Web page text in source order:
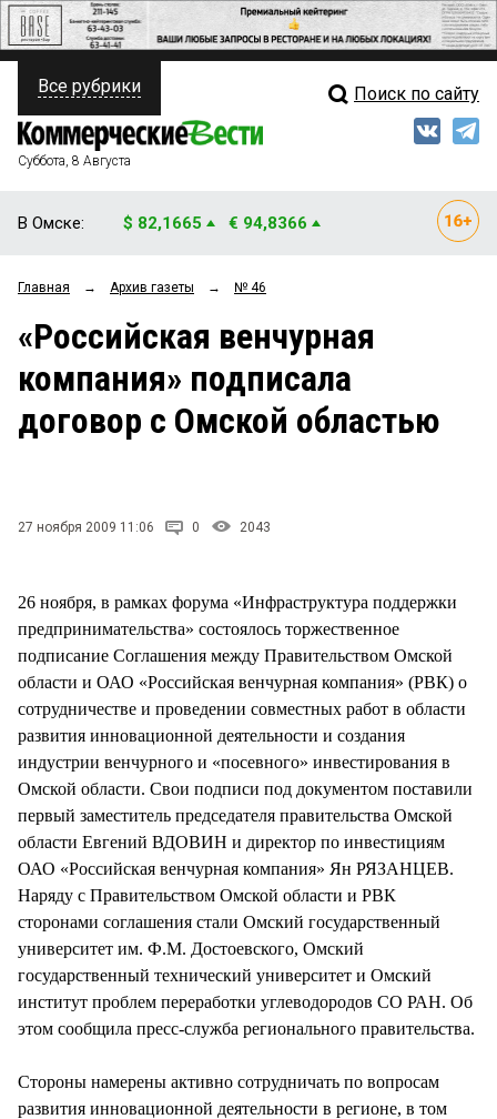
ПОЛИТИКА
ФИНАНСЫ
ОБЩЕСТВО
ЗАКОН
Свежий выпуск
Рейтинги
Блоги
Архив
Все рубрики Поиск по сайту
Суббота, 8 Августа
В Омске: $ 82,1665 € 94,8366
Главная → Архив газеты → № 46
«Российская венчурная
компания» подписала
договор с Омской областью
27 ноября 2009 11:06 0 2043
26 ноября, в рамках форума «Инфраструктура поддержки
предпринимательства» состоялось торжественное
подписание Соглашения между Правительством Омской
области и ОАО «Российская венчурная компания» (РВК) о
сотрудничестве и проведении совместных работ в области
развития инновационной деятельности и создания
индустрии венчурного и «посевного» инвестирования в
Омской области. Свои подписи под документом поставили
первый заместитель председателя правительства Омской
области Евгений ВДОВИН и директор по инвестициям
ОАО «Российская венчурная компания» Ян РЯЗАНЦЕВ.
Наряду с Правительством Омской области и РВК
сторонами соглашения стали Омский государственный
университет им. Ф.М. Достоевского, Омский
государственный технический университет и Омский
институт проблем переработки углеводородов СО РАН. Об
этом сообщила пресс-служба регионального правительства.
Стороны намерены активно сотрудничать по вопросам
развития инновационной деятельности в регионе, в том